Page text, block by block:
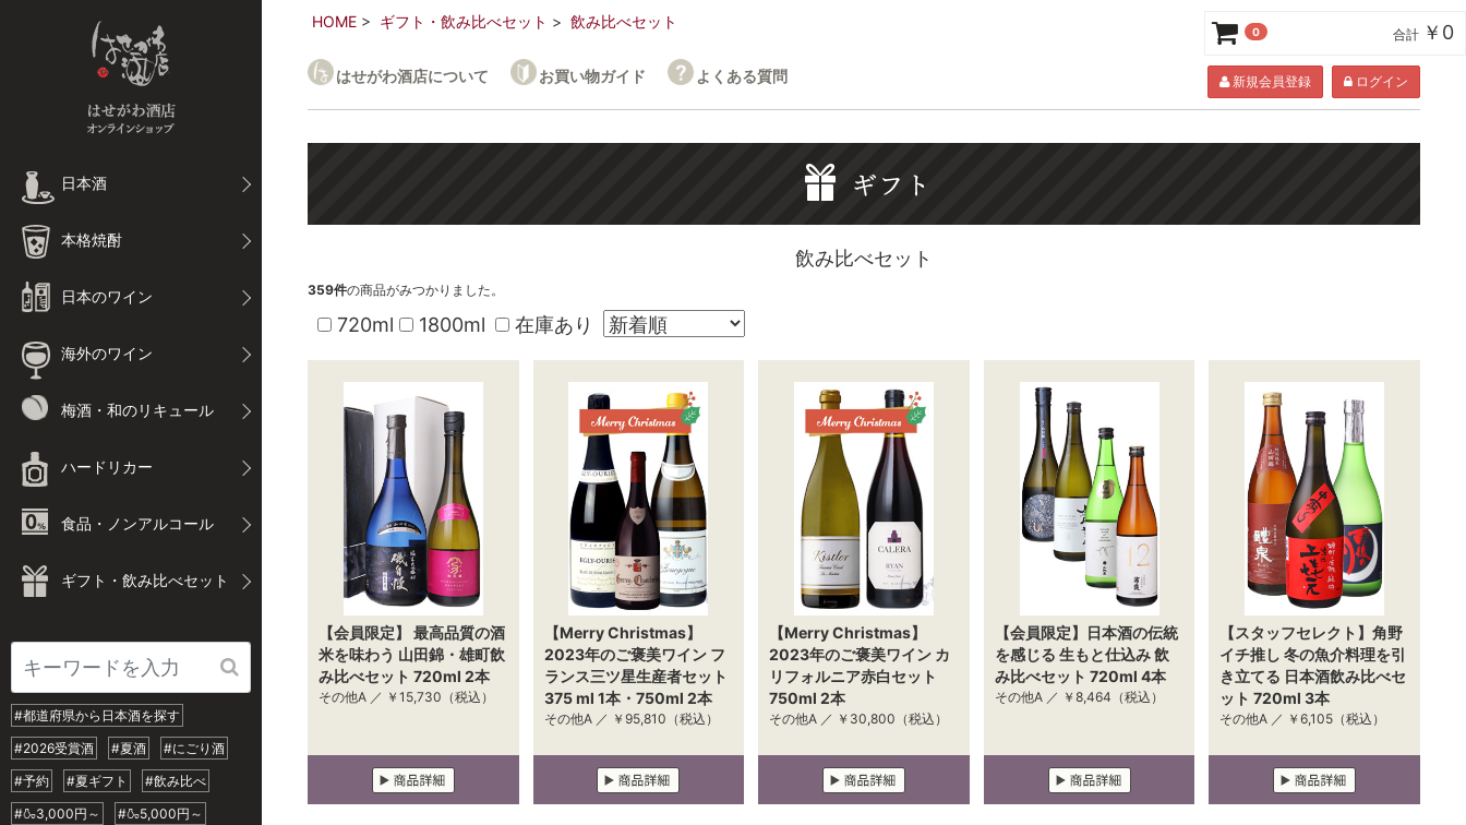
日本酒
本格焼酎
日本のワイン
海外のワイン
梅酒・和のリキュール
ハードリカー
食品・ノンアルコール
ギフト・飲み比べセット
#都道府県から日本酒を探す
#2026受賞酒
#夏酒
#にごり酒
#予約
#夏ギフト
#飲み比べ
#🍶3,000円～
#🍶5,000円～
HOME ギフト・飲み比べセット 飲み比べセット
はせがわ酒店について お買い物ガイド よくある質問 新規会員登録 ログイン
飲み比べセット
359件の商品がみつかりました。
720ml 1800ml 在庫あり
【会員限定】 最高品質の酒
米を味わう 山田錦・雄町飲
み比べセット 720ml 2本
その他A ／ ￥15,730 （税込）
【Merry Christmas】
2023年のご褒美ワイン フ
ランス三ツ星生産者セット
375 ml 1本・750ml 2本
その他A ／ ￥95,810 （税込）
【Merry Christmas】
2023年のご褒美ワイン カ
リフォルニア赤白セット
750ml 2本
その他A ／ ￥30,800 （税込）
【会員限定】日本酒の伝統
を感じる 生もと仕込み 飲
み比べセット 720ml 4本
その他A ／ ￥8,464 （税込）
【スタッフセレクト】角野
イチ推し 冬の魚介料理を引
き立てる 日本酒飲み比べセ
ット 720ml 3本
その他A ／ ￥6,105 （税込）
0 合計 ￥0